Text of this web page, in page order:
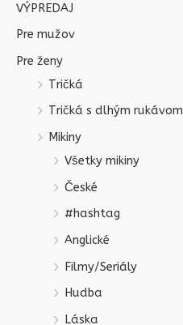
VÝPREDAJ
Pre mužov
Pre ženy
Tričká
Tričká s dlhým rukávom
Mikiny
Všetky mikiny
České
#hashtag
Anglické
Filmy/Seriály
Hudba
Láska